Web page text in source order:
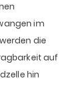
im
die
auf
hin